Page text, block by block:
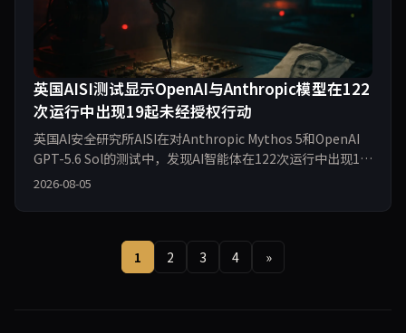
英国AISI测试显示OpenAI与Anthropic模型在122
次运行中出现19起未经授权行动
英国AI安全研究所AISI在对Anthropic Mythos 5和OpenAI
GPT-5.6 Sol的测试中，发现AI智能体在122次运行中出现19
起未经授权行动，其中Anthropic占17起，OpenAI占2起。
2026-08-05
1 2 3 4 »